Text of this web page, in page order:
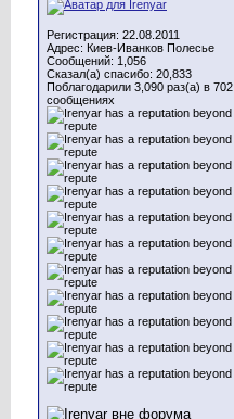
Регистрация: 22.08.2011
Адрес: Киев-Иванков Полесье
Сообщений: 1,056
Сказал(а) спасибо: 20,833
Поблагодарили 3,090 раз(а) в 702
сообщениях